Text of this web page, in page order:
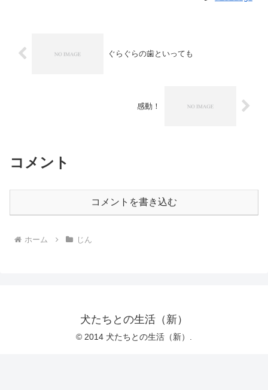
ぐらぐらの歯といっても
感動！
コメント
コメントを書き込む
ホーム じん
犬たちとの生活（新）
© 2014 犬たちとの生活（新）.